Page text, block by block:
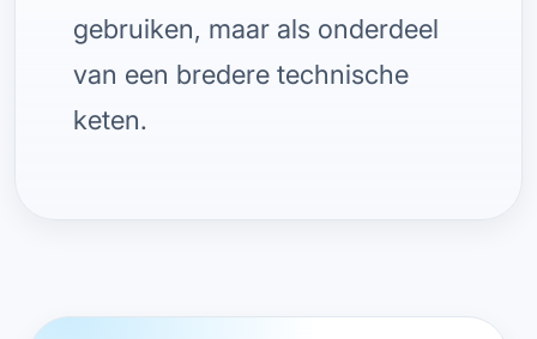
gebruiken, maar als onderdeel
van een bredere technische
keten.